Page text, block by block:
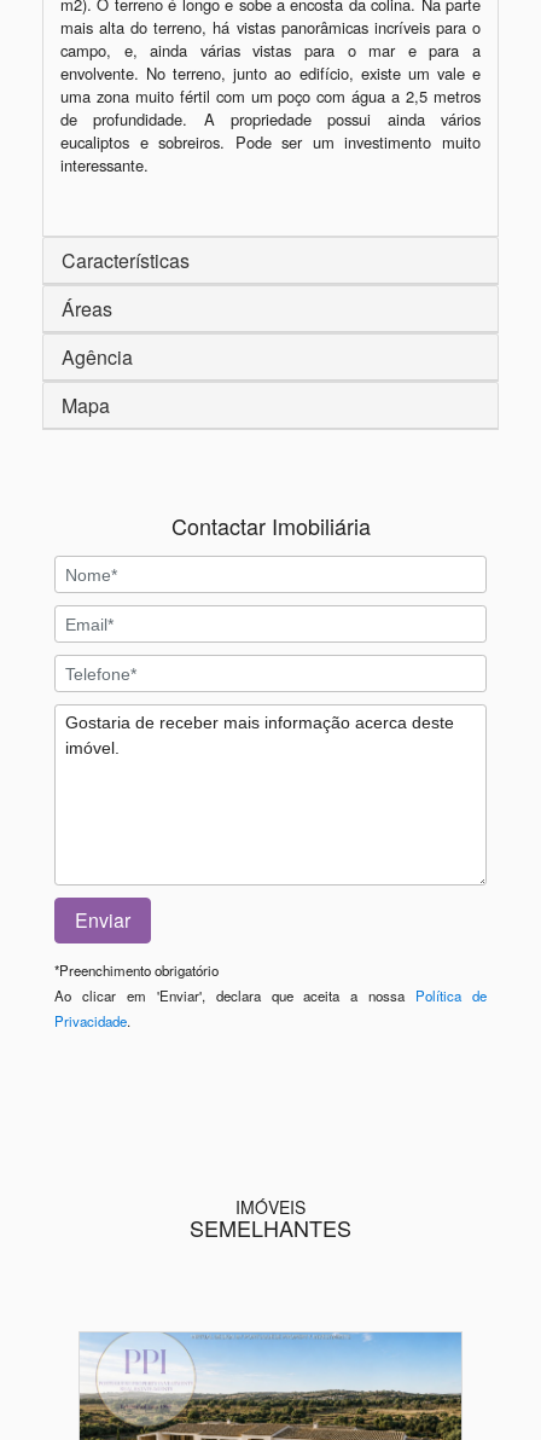
mais alta do terreno, há vistas panorâmicas incríveis para o
campo, e, ainda várias vistas para o mar e para a
envolvente. No terreno, junto ao edifício, existe um vale e
uma zona muito fértil com um poço com água a 2,5 metros
de profundidade. A propriedade possui ainda vários
eucaliptos e sobreiros. Pode ser um investimento muito
interessante.
Características
Áreas
Agência
Mapa
Contactar Imobiliária
*Preenchimento obrigatório
Ao clicar em 'Enviar', declara que aceita a nossa Política de
Privacidade.
IMÓVEIS
SEMELHANTES